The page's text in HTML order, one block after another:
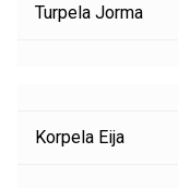
Turpela Jorma
Korpela Eija